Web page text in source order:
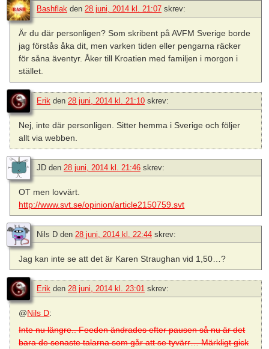
Bashflak den 28 juni, 2014 kl. 21:07 skrev:
Är du där personligen? Som skribent på AVFM Sverige borde
jag förstås åka dit, men varken tiden eller pengarna räcker
för såna äventyr. Åker till Kroatien med familjen i morgon i
stället.
Erik den 28 juni, 2014 kl. 21:10 skrev:
Nej, inte där personligen. Sitter hemma i Sverige och följer
allt via webben.
JD den 28 juni, 2014 kl. 21:46 skrev:
OT men lovvärt.
http://www.svt.se/opinion/article2150759.svt
Nils D den 28 juni, 2014 kl. 22:44 skrev:
Jag kan inte se att det är Karen Straughan vid 1,50…?
Erik den 28 juni, 2014 kl. 23:01 skrev:
@Nils D:
Inte nu längre.. Feeden ändrades efter pausen så nu är det
bara de senaste talarna som går att se tyvärr… Märkligt gick